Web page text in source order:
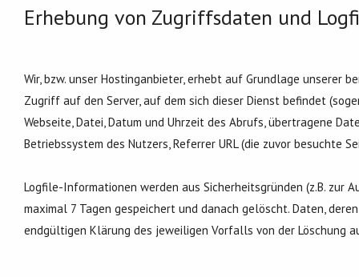
Erhebung von Zugriffsdaten und
Wir, bzw. unser Hostinganbieter, erhebt auf Grundlage unserer
Zugriff auf den Server, auf dem sich dieser Dienst befindet
Webseite, Datei, Datum und Uhrzeit des Abrufs, übertragene
Betriebssystem des Nutzers, Referrer URL (die zuvor besuchte
Logfile-Informationen werden aus Sicherheitsgründen (z.B. zur
maximal 7 Tagen gespeichert und danach gelöscht. Daten,
endgültigen Klärung des jeweiligen Vorfalls von der Löschung